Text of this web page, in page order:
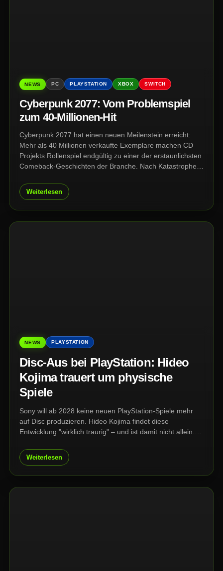
NEWS PC PLAYSTATION XBOX SWITCH
Cyberpunk 2077: Vom Problemspiel
zum 40-Millionen-Hit
Cyberpunk 2077 hat einen neuen Meilenstein erreicht:
Mehr als 40 Millionen verkaufte Exemplare machen CD
Projekts Rollenspiel endgültig zu einer der erstaunlichsten
Comeback-Geschichten der Branche. Nach Katastrophen-
Night City heute stärker da als je zuvor.
Weiterlesen
NEWS PLAYSTATION
Disc-Aus bei PlayStation: Hideo
Kojima trauert um physische
Spiele
Sony will ab 2028 keine neuen PlayStation-Spiele mehr
auf Disc produzieren. Hideo Kojima findet diese
Entwicklung "wirklich traurig" – und ist damit nicht allein.
Verlust, der weit über volle Regale hinausgeht.
Weiterlesen